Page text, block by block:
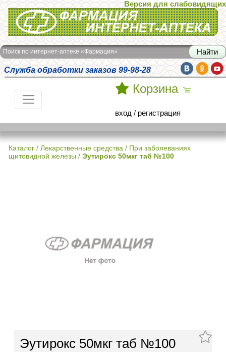
Интернет-аптека Фармация
Версия для слабовидящих
Поиск по интернет-аптеке «Фармация»
Служба обработки заказов 99-98-28
Корзина
вход / регистрация
Каталог / Лекарственные средства / При заболеваниях
щитовидной железы / Эутирокс 50мкг таб №100
Эутирокс 50мкг таб №100